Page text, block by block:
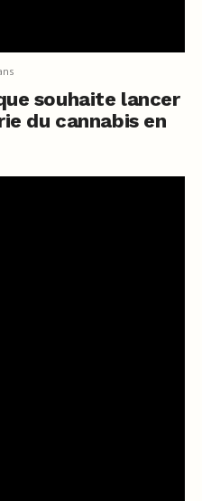
souhaite lancer
du cannabis en